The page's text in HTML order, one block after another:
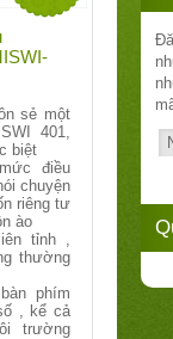
sẻ một
401,
biệt
điều
chuyện
riêng tư
ào
tỉnh ,
thường
phím
, kể cả
trường